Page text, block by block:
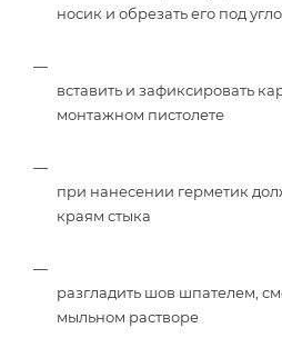
носик и обрезать его под
вставить и зафиксировать
монтажном пистолете
при нанесении герметик
краям стыка
разгладить шов шпателем,
мыльном растворе